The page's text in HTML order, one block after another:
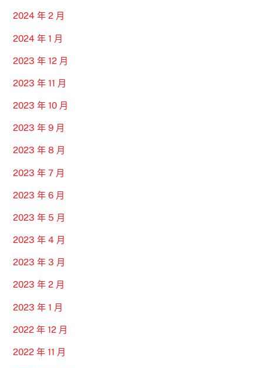
2024 年 2 月
2024 年 1 月
2023 年 12 月
2023 年 11 月
2023 年 10 月
2023 年 9 月
2023 年 8 月
2023 年 7 月
2023 年 6 月
2023 年 5 月
2023 年 4 月
2023 年 3 月
2023 年 2 月
2023 年 1 月
2022 年 12 月
2022 年 11 月